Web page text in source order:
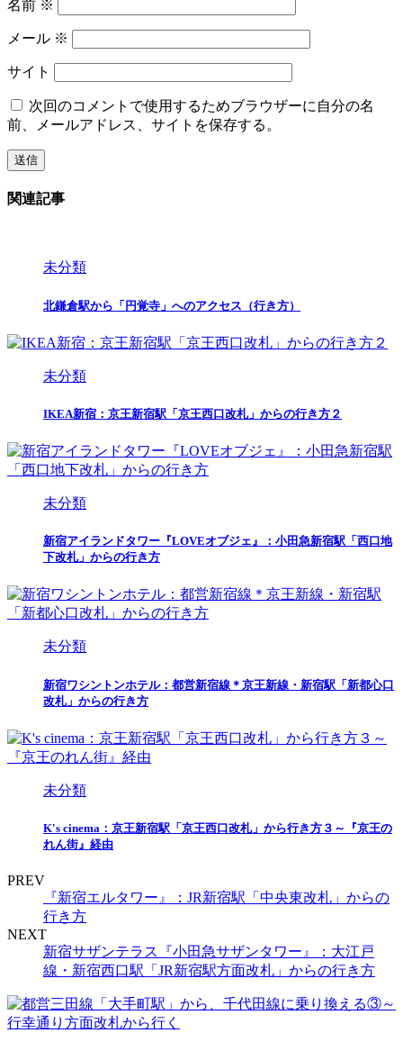
名前 ※
メール ※
サイト
次回のコメントで使用するためブラウザーに自分の名
前、メールアドレス、サイトを保存する。
関連記事
未分類
北鎌倉駅から「円覚寺」へのアクセス（行き方）
未分類
IKEA新宿：京王新宿駅「京王西口改札」からの行き方２
未分類
新宿アイランドタワー『LOVEオブジェ』：小田急新宿駅「西口地
下改札」からの行き方
未分類
新宿ワシントンホテル：都営新宿線＊京王新線・新宿駅「新都心口
改札」からの行き方
未分類
K's cinema：京王新宿駅「京王西口改札」から行き方３～『京王の
れん街』経由
PREV
『新宿エルタワー』：JR新宿駅「中央東改札」からの
行き方
NEXT
新宿サザンテラス『小田急サザンタワー』：大江戸
線・新宿西口駅「JR新宿駅方面改札」からの行き方